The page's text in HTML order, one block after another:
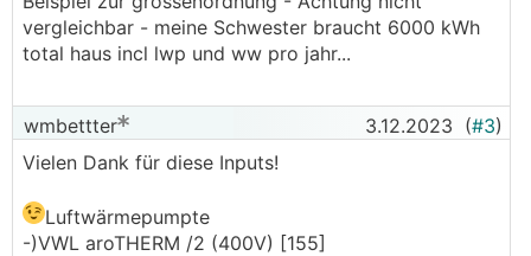
vergleichbar - meine Schwester braucht 6000 kWh
total haus incl lwp und ww pro jahr...
wmbettter 3.12.2023 (#3)
Vielen Dank für diese Inputs!
Luftwärmepumpte
-)VWL aroTHERM /2 (400V) [155]